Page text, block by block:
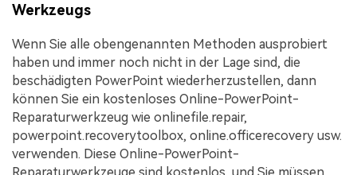
Werkzeugs
Wenn Sie alle obengenannten Methoden ausprobiert
haben und immer noch nicht in der Lage sind, die
beschädigten PowerPoint wiederherzustellen, dann
können Sie ein kostenloses Online-PowerPoint-
Reparaturwerkzeug wie onlinefile.repair,
powerpoint.recoverytoolbox, online.officerecovery usw.
verwenden. Diese Online-PowerPoint-